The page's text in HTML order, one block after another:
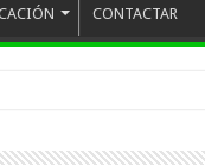
CONTACTAR